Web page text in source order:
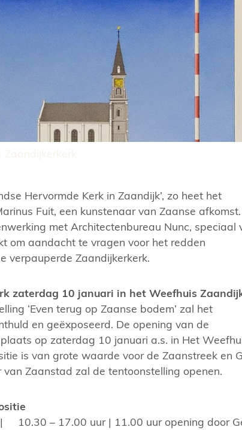
Hervormde Kerk in Zaandijk’, zo heet het
Fuit, een kunstenaar van Zaanse
met Architectenbureau Nunc, speciaal
om aandacht te vragen voor het redden
verpauperde Zaandijkerkerk.
zaterdag 10 januari in het Weefhuis
‘Even terug op Zaanse bodem’ zal het
en geëxposeerd. De opening van de
op zaterdag 10 januari a.s. in Het
is van grote waarde voor de Zaanstreek en
van Zaanstad zal de tentoonstelling openen.
10.30 – 17.00 uur | 11.00 uur opening door